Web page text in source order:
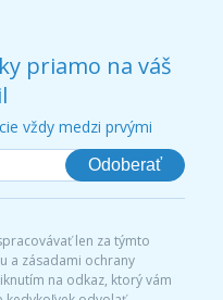
priamo na váš
vždy medzi prvými
Odoberať
len za týmto
a zásadami ochrany
na odkaz, ktorý vám